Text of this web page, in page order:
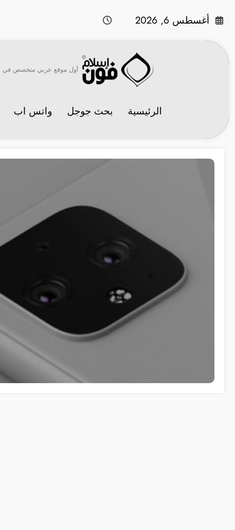
أغسطس 6, 2026
أول موقع عربي متخصص في
الرئيسية بحث جوجل واتس اب